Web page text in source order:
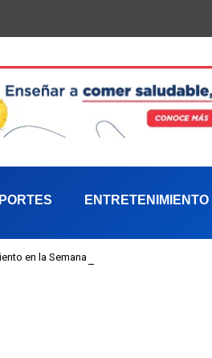
ENTRETENIMIENTO
en la Semana Mundial de la Lactancia